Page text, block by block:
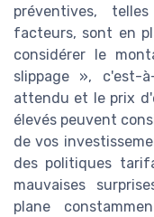
préventives,
facteurs, sont en
considérer le
slippage », c'est-
attendu et le prix
élevés peuvent
de vos
des politiques
mauvaises
plane